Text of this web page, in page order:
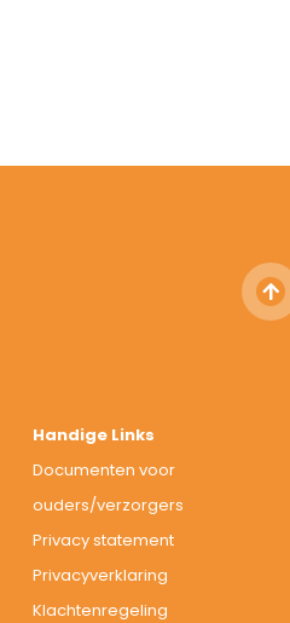
Handige Links
Documenten voor
ouders/verzorgers
Privacy statement
Privacyverklaring
Klachtenregeling